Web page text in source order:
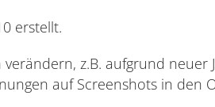
erstellt.
z.B. aufgrund
auf Screenshots in